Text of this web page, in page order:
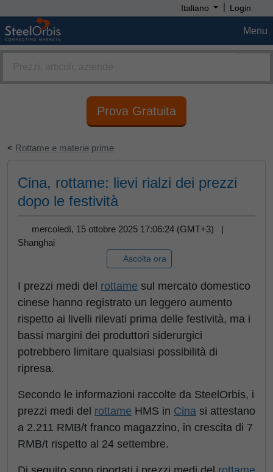
Italiano | Login
Menu
Prova Gratuita
< Rottame e materie prime
Cina, rottame: lievi rialzi dei prezzi
dopo le festività
mercoledì, 15 ottobre 2025 17:06:24 (GMT+3) |
Shanghai
Ascolta ora
I prezzi medi del rottame sul mercato domestico
cinese hanno registrato un leggero aumento
rispetto ai livelli rilevati prima delle festività, ma i
bassi margini dei produttori siderurgici
potrebbero limitare qualsiasi possibilità di
ripresa.
Secondo le informazioni raccolte da SteelOrbis, i
prezzi medi del rottame HMS in Cina si attestano
a 2.211 RMB/t franco magazzino, in crescita di 7
RMB/t rispetto al 24 settembre.